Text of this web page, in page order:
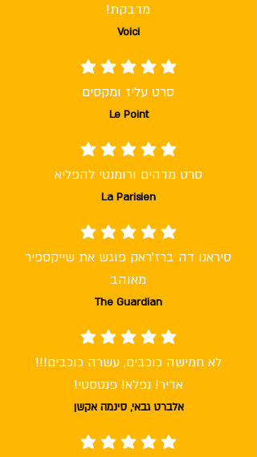
מדבקת!
Voici
average rating is 5 out of 5
סרט עליז ומקסים
Le Point
average rating is 5 out of 5
סרט מדהים ורומנטי להפליא
La Parisien
average rating is 5 out of 5
סיראנו דה ברז'ראק פוגש את שייקספיר
מאוהב
The Guardian
average rating is 5 out of 5
לא חמישה כוכבים, עשרה כוכבים!!!
אדיר! נפלא! פנטסטי!
אלברט גבאי, סינמה אקשן
average rating is 5 out of 5